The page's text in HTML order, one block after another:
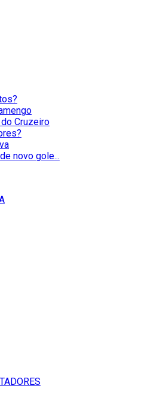
Cruzeiro
novo gole...